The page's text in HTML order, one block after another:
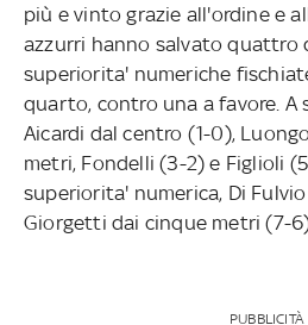
più e vinto grazie all'ordine e
azzurri hanno salvato quattro
superiorita' numeriche
quarto, contro una a favore. A
Aicardi dal centro (1-0),
metri, Fondelli (3-2) e Figlioli
superiorita' numerica, Di
Giorgetti dai cinque metri (7-
PUBBLICITÀ